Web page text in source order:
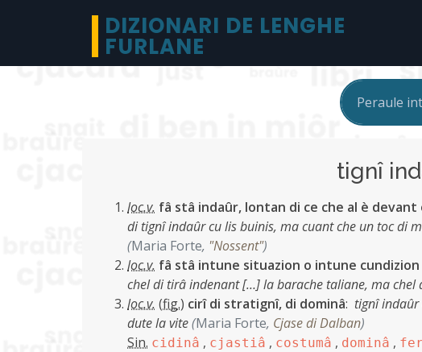
DIZIONARI DE LENGHE
FURLANE
tignî
loc.v. fâ stâ indaûr, lontan di ce che al è
di tignî indaûr cu lis buinis, ma cuant che un toc di
(Maria Forte, "Nossent")
loc.v. fâ stâ intune situazion o intune
chel di tirâ indenant […] la barache taliane, ma chel
loc.v. (fig.) cirî di stratignî, di dominâ: tignî indaûr
dute la vite(Maria Forte, Cjase di Dalban)
Sin. cidinâ , cjastiâ , costumâ , dominâ ,